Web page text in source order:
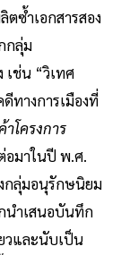
ตซ้ำเอกสารสอง
กลุ่ม
ช่น “วิเทศ
ทางการเมืองที่
าโครงการ
อมาในปี พ.ศ.
กลุ่มอนุรักษนิยม
นำเสนอบันทึก
วและนับเป็น